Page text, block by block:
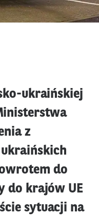
ukraińskiej
z
do
do krajów UE
sytuacji na